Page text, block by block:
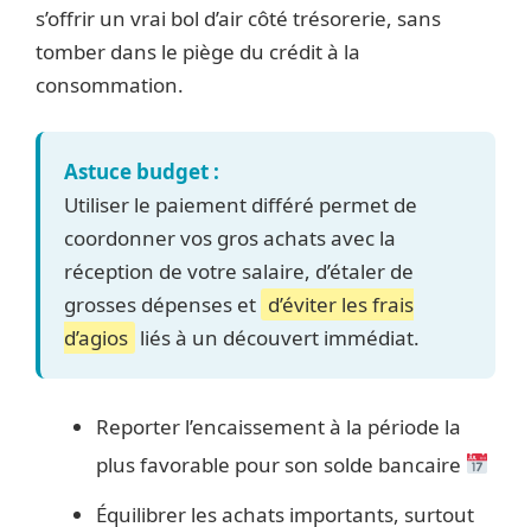
s’offrir un vrai bol d’air côté trésorerie, sans
tomber dans le piège du crédit à la
consommation.
Astuce budget :
Utiliser le paiement différé permet de
coordonner vos gros achats avec la
réception de votre salaire, d’étaler de
grosses dépenses et d’éviter les frais
d’agios liés à un découvert immédiat.
Reporter l’encaissement à la période la
plus favorable pour son solde bancaire
Équilibrer les achats importants, surtout